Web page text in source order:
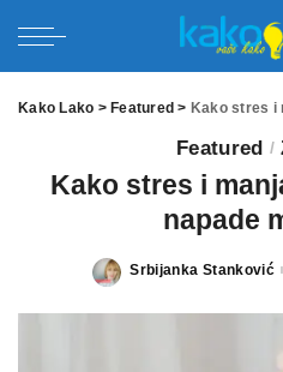
Kako Lako > Featured > Kako stres i
Featured
Kako stres i
napade
Posted
Srbijanka Stanković